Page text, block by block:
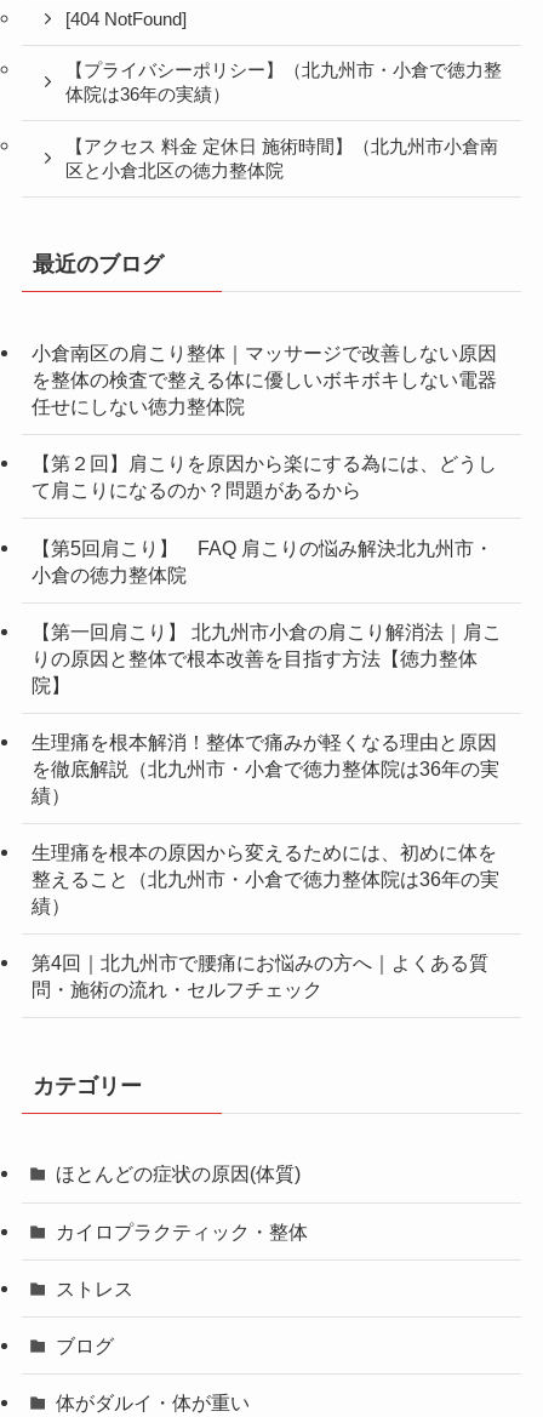
[404 NotFound]
【プライバシーポリシー】（北九州市・小倉で徳力整
体院は36年の実績）
【アクセス 料金 定休日 施術時間】（北九州市小倉南
区と小倉北区の徳力整体院
最近のブログ
小倉南区の肩こり整体｜マッサージで改善しない原因
を整体の検査で整える体に優しいボキボキしない電器
任せにしない徳力整体院
【第２回】肩こりを原因から楽にする為には、どうし
て肩こりになるのか？問題があるから
【第5回肩こり】 FAQ 肩こりの悩み解決北九州市・
小倉の徳力整体院
【第一回肩こり】 北九州市小倉の肩こり解消法｜肩こ
りの原因と整体で根本改善を目指す方法【徳力整体
院】
生理痛を根本解消！整体で痛みが軽くなる理由と原因
を徹底解説（北九州市・小倉で徳力整体院は36年の実
績）
生理痛を根本の原因から変えるためには、初めに体を
整えること（北九州市・小倉で徳力整体院は36年の実
績）
第4回｜北九州市で腰痛にお悩みの方へ｜よくある質
問・施術の流れ・セルフチェック
カテゴリー
ほとんどの症状の原因(体質)
カイロプラクティック・整体
ストレス
ブログ
体がダルイ・体が重い